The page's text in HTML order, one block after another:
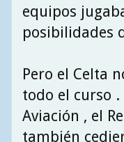
equipos
posibilidades
Pero el Celta
todo el curso
Aviación , el
también